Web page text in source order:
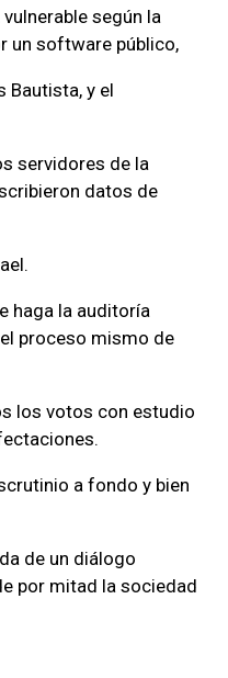
según la
un software público,
Bautista, y el
servidores de la
datos de
haga la auditoría
proceso mismo de
los votos con estudio
a fondo y bien
de un diálogo
por mitad la sociedad